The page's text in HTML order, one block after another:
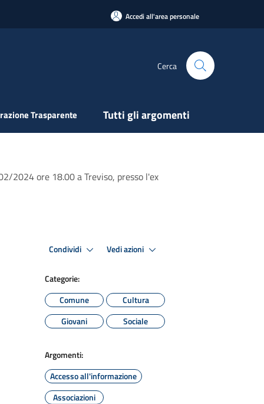
Accedi all'area personale
Cerca
Trasparente Tutti gli argomenti
2024 ore 18.00 a Treviso, presso l'ex
Condividi Vedi azioni
Categorie:
Comune
Cultura
Giovani
Sociale
Argomenti:
Accesso all'informazione
Associazioni